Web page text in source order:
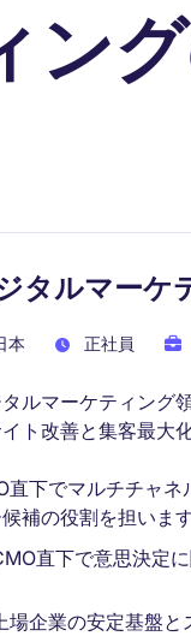
ン
タルマーケ
本 正社員
ルマーケティング
ト改善と集客最大
直下でマルチチャ
補の役割を担います
直下で意思決定
上場企業の安定基盤